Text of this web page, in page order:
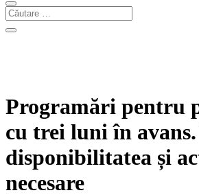
Programări pentru
cu trei luni în avans.
disponibilitatea și
necesare